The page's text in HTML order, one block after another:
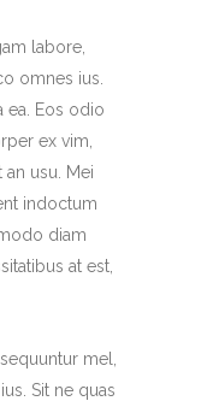
labore,
omnes ius.
ea. Eos odio
ex vim,
usu. Mei
indoctum
diam
at est,
mel,
Sit ne quas